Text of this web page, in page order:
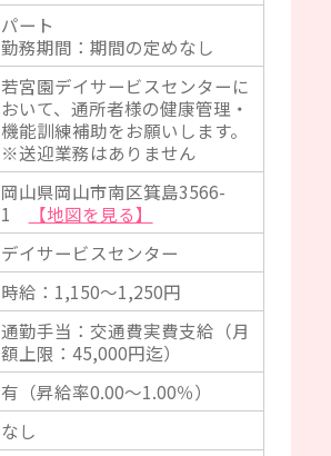
パート
勤務期間：期間の定めなし
若宮園デイサービスセンターに
おいて、通所者様の健康管理・
機能訓練補助をお願いします。
※送迎業務はありません
岡山県岡山市南区箕島3566-
1
【地図を見る】
デイサービスセンター
時給：1,150～1,250円
通勤手当：交通費実費支給（月
額上限：45,000円迄）
有（昇給率0.00～1.00％）
なし